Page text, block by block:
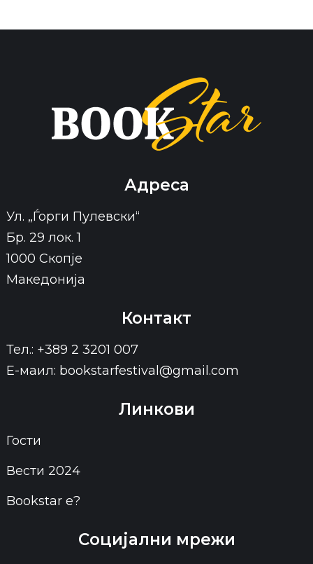
Адреса
Ул. „Ѓорги Пулевски“
Бр. 29 лок. 1
1000 Скопје
Македонија
Контакт
Тел.: +389 2 3201 007
Е-маил: bookstarfestival@gmail.com
Линкови
Гости
Вести 2024
Bookstar е?
Социјални мрежи